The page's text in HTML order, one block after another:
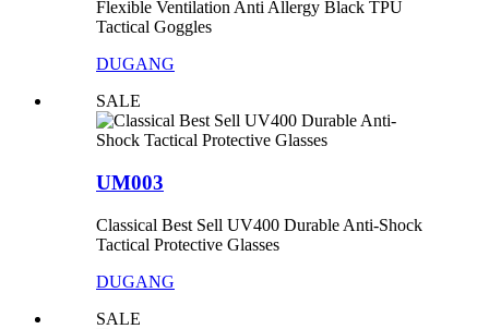
Flexible Ventilation Anti Allergy Black TPU
Tactical Goggles
DUGANG
SALE
UM003
Classical Best Sell UV400 Durable Anti-Shock
Tactical Protective Glasses
DUGANG
SALE